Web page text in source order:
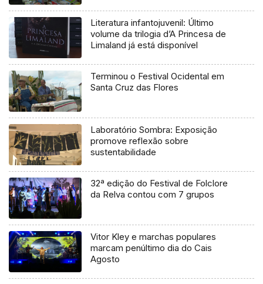
Literatura infantojuvenil: Último
volume da trilogia d’A Princesa de
Limaland já está disponível
Terminou o Festival Ocidental em
Santa Cruz das Flores
Laboratório Sombra: Exposição
promove reflexão sobre
sustentabilidade
32ª edição do Festival de Folclore
da Relva contou com 7 grupos
Vitor Kley e marchas populares
marcam penúltimo dia do Cais
Agosto